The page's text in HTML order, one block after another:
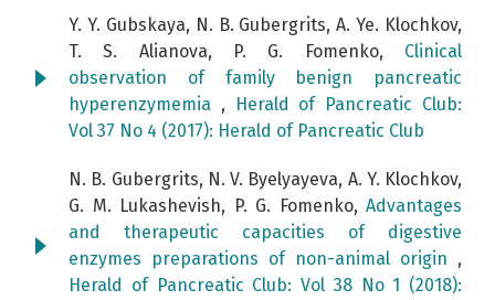
Y. Y. Gubskaya, N. B. Gubergrits, A. Ye. Klochkov,
T. S. Alianova, P. G. Fomenko, Clinical
observation of family benign pancreatic
hyperenzymemia ,
Herald of Pancreatic Club:
Vol 37 No 4 (2017): Herald of Pancreatic Club
N. B. Gubergrits, N. V. Byelyayeva, A. Y. Klochkov,
G. М. Lukashevish, P. G. Fomenko, Advantages
and therapeutic capacities of digestive
enzymes preparations of non-animal origin ,
Herald of Pancreatic Club: Vol 38 No 1 (2018):